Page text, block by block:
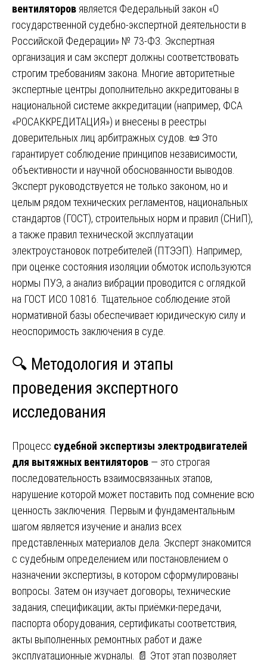
вентиляторов является Федеральный закон «О
государственной судебно-экспертной деятельности в
Российской Федерации» № 73-ФЗ. Экспертная
организация и сам эксперт должны соответствовать
строгим требованиям закона. Многие авторитетные
экспертные центры дополнительно аккредитованы в
национальной системе аккредитации (например, ФСА
«РОСАККРЕДИТАЦИЯ») и внесены в реестры
доверительных лиц арбитражных судов. 📜 Это
гарантирует соблюдение принципов независимости,
объективности и научной обоснованности выводов.
Эксперт руководствуется не только законом, но и
целым рядом технических регламентов, национальных
стандартов (ГОСТ), строительных норм и правил (СНиП),
а также правил технической эксплуатации
электроустановок потребителей (ПТЭЭП). Например,
при оценке состояния изоляции обмоток используются
нормы ПУЭ, а анализ вибрации проводится с оглядкой
на ГОСТ ИСО 10816. Тщательное соблюдение этой
нормативной базы обеспечивает юридическую силу и
неоспоримость заключения в суде.
🔍 Методология и этапы
проведения экспертного
исследования
Процесс судебной экспертизы электродвигателей
для вытяжных вентиляторов — это строгая
последовательность взаимосвязанных этапов,
нарушение которой может поставить под сомнение всю
ценность заключения. Первым и фундаментальным
шагом является изучение и анализ всех
представленных материалов дела. Эксперт знакомится
с судебным определением или постановлением о
назначении экспертизы, в котором сформулированы
вопросы. Затем он изучает договоры, технические
задания, спецификации, акты приёмки-передачи,
паспорта оборудования, сертификаты соответствия,
акты выполненных ремонтных работ и даже
эксплуатационные журналы. 📄 Этот этап позволяет